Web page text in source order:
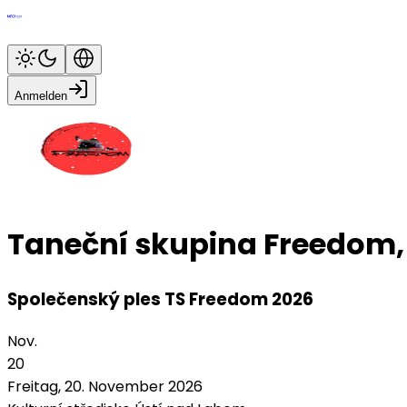
Anmelden
Taneční skupina Freedom,
Společenský ples TS Freedom 2026
Nov.
20
Freitag, 20. November 2026